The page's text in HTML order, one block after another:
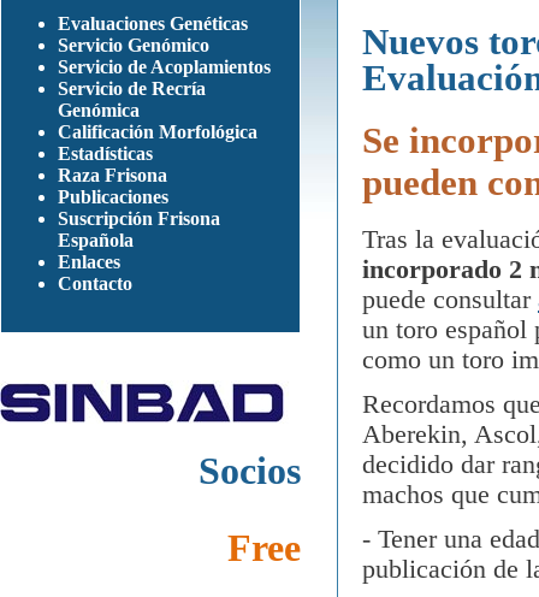
Nuevos
Se
pueden
Tras la
incorporado 2
puede consultar
un toro
como un toro
Recordamos
Aberekin,
decidido dar
machos que
- Tener una
publicación de
Evaluaciones Genéticas
Servicio Genómico
Servicio de Acoplamientos
Servicio de Recría
Genómica
Calificación Morfológica
Estadísticas
Raza Frisona
Publicaciones
Suscripción Frisona
Española
Enlaces
Contacto
Socios
Free